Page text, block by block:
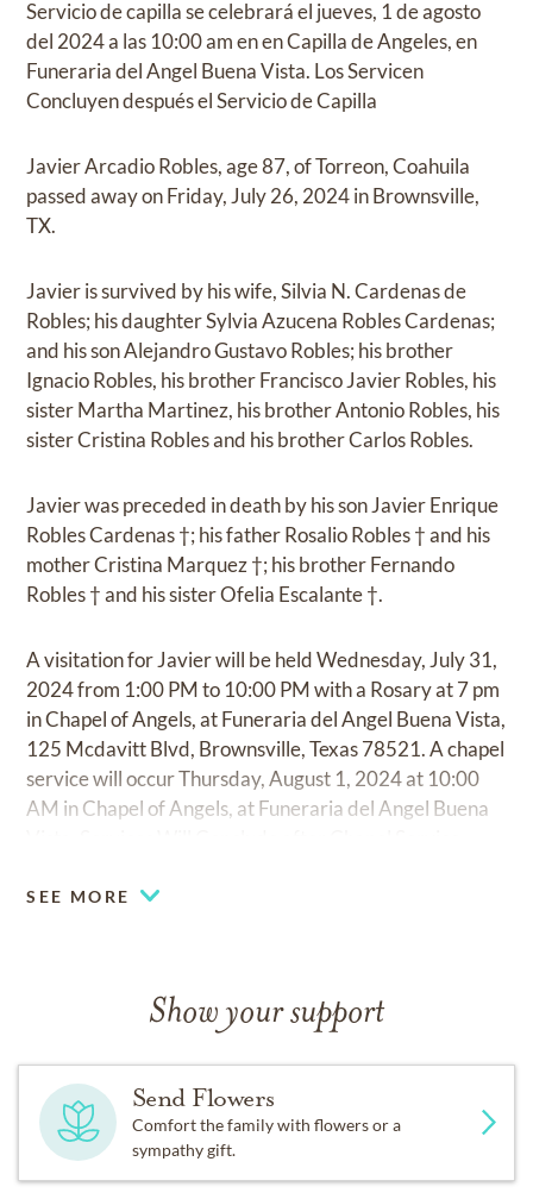
Servicio de capilla se celebrará el jueves, 1 de agosto
del 2024 a las 10:00 am en en Capilla de Angeles, en
Funeraria del Angel Buena Vista. Los Servicen
Concluyen después el Servicio de Capilla
Javier Arcadio Robles, age 87, of Torreon, Coahuila
passed away on Friday, July 26, 2024 in Brownsville,
TX.
Javier is survived by his wife, Silvia N. Cardenas de
Robles; his daughter Sylvia Azucena Robles Cardenas;
and his son Alejandro Gustavo Robles; his brother
Ignacio Robles, his brother Francisco Javier Robles, his
sister Martha Martinez, his brother Antonio Robles, his
sister Cristina Robles and his brother Carlos Robles.
Javier was preceded in death by his son Javier Enrique
Robles Cardenas †; his father Rosalio Robles † and his
mother Cristina Marquez †; his brother Fernando
Robles † and his sister Ofelia Escalante †.
A visitation for Javier will be held Wednesday, July 31,
2024 from 1:00 PM to 10:00 PM with a Rosary at 7 pm
in Chapel of Angels, at Funeraria del Angel Buena Vista,
125 Mcdavitt Blvd, Brownsville, Texas 78521. A chapel
service will occur Thursday, August 1, 2024 at 10:00
AM in Chapel of Angels, at Funeraria del Angel Buena
SEE MORE
Show your support
Send Flowers
Comfort the family with flowers or a
sympathy gift.